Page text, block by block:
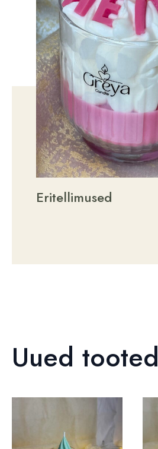
Eritellimused
Uued tooted